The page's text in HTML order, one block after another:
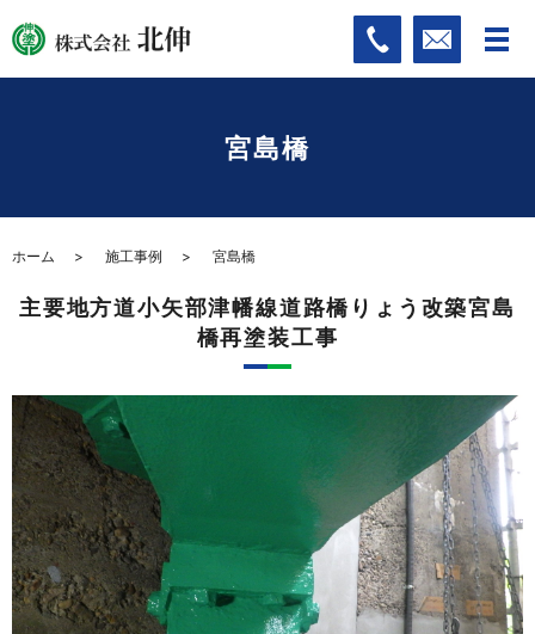
宮島橋
ホーム 施工事例 宮島橋
主要地方道小矢部津幡線道路橋りょう改築宮島
橋再塗装工事